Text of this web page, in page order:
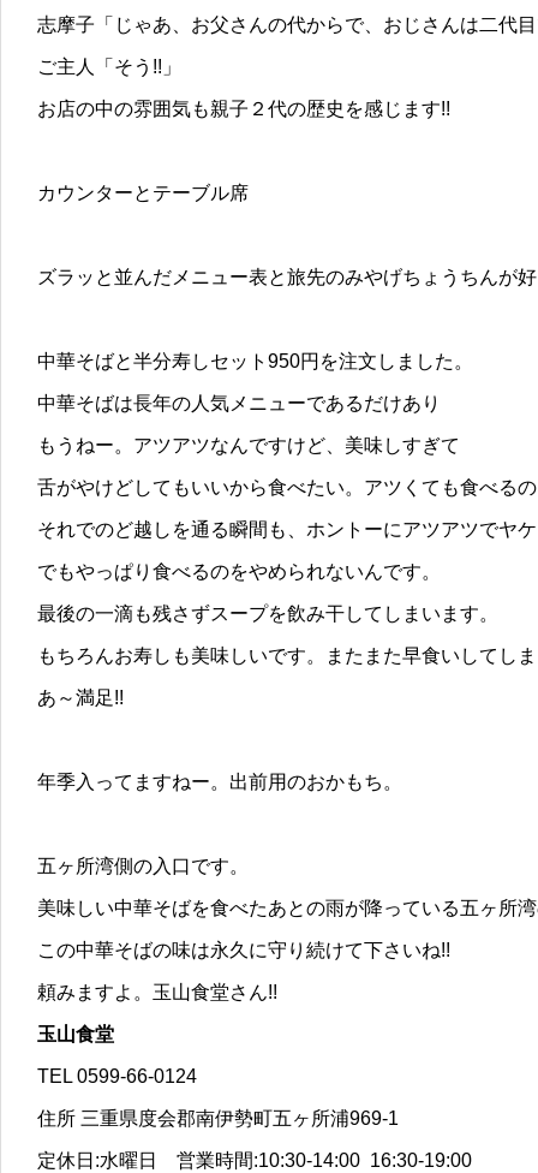
志摩子「じゃあ、お父さんの代からで、おじさんは二代
ご主人「そう!!」
お店の中の雰囲気も親子２代の歴史を感じます!!
カウンターとテーブル席
ズラッと並んだメニュー表と旅先のみやげちょうちんが
中華そばと半分寿しセット950円を注文しました。
中華そばは長年の人気メニューであるだけあり
もうねー。アツアツなんですけど、美味しすぎて
舌がやけどしてもいいから食べたい。アツくても食べる
それでのど越しを通る瞬間も、ホントーにアツアツでヤ
でもやっぱり食べるのをやめられないんです。
最後の一滴も残さずスープを飲み干してしまいます。
もちろんお寿しも美味しいです。またまた早食いしてし
あ～満足!!
年季入ってますねー。出前用のおかもち。
五ヶ所湾側の入口です。
美味しい中華そばを食べたあとの雨が降っている五ヶ所
この中華そばの味は永久に守り続けて下さいね!!
頼みますよ。玉山食堂さん!!
玉山食堂
TEL 0599-66-0124
住所 三重県度会郡南伊勢町五ヶ所浦969-1
定休日:水曜日 営業時間:10:30-14:00 16:30-19:00